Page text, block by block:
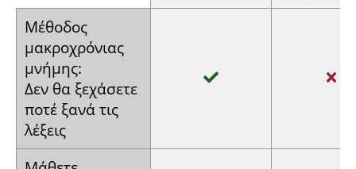
Μέθοδος
μακροχρόνιας
μνήμης:
Δεν θα ξεχάσετε
ποτέ ξανά τις
λέξεις